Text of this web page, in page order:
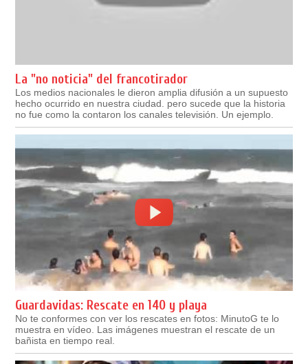
La "no noticia" del francotirador
Los medios nacionales le dieron amplia difusión a un supuesto
hecho ocurrido en nuestra ciudad. pero sucede que la historia
no fue como la contaron los canales televisión. Un ejemplo.
Guardavidas: Rescate en 140 y playa
No te conformes con ver los rescates en fotos: MinutoG te lo
muestra en vídeo. Las imágenes muestran el rescate de un
bañista en tiempo real.